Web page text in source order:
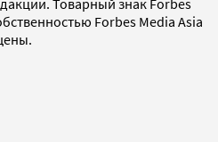
Forbes Media Asia